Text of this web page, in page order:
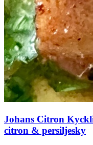
Johans Citron
citron & persiljesky